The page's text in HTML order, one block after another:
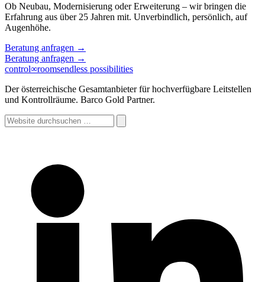
Ob Neubau, Modernisierung oder Erweiterung – wir bringen die
Erfahrung aus über 25 Jahren mit. Unverbindlich, persönlich, auf
Augenhöhe.
Beratung anfragen →
Beratung anfragen →
control∞roomsendless possibilities
Der österreichische Gesamtanbieter für hochverfügbare Leitstellen
und Kontrollräume. Barco Gold Partner.
Website
durchsuchen